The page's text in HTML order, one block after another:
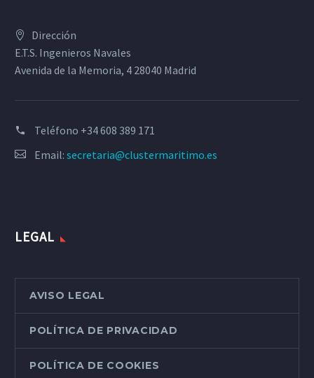
Dirección
E.T.S. Ingenieros Navales
Avenida de la Memoria, 4 28040 Madrid
Teléfono +34 608 389 171
Email: secretaria@clustermaritimo.es
LEGAL
AVISO LEGAL
POLÍTICA DE PRIVACIDAD
POLÍTICA DE COOKIES